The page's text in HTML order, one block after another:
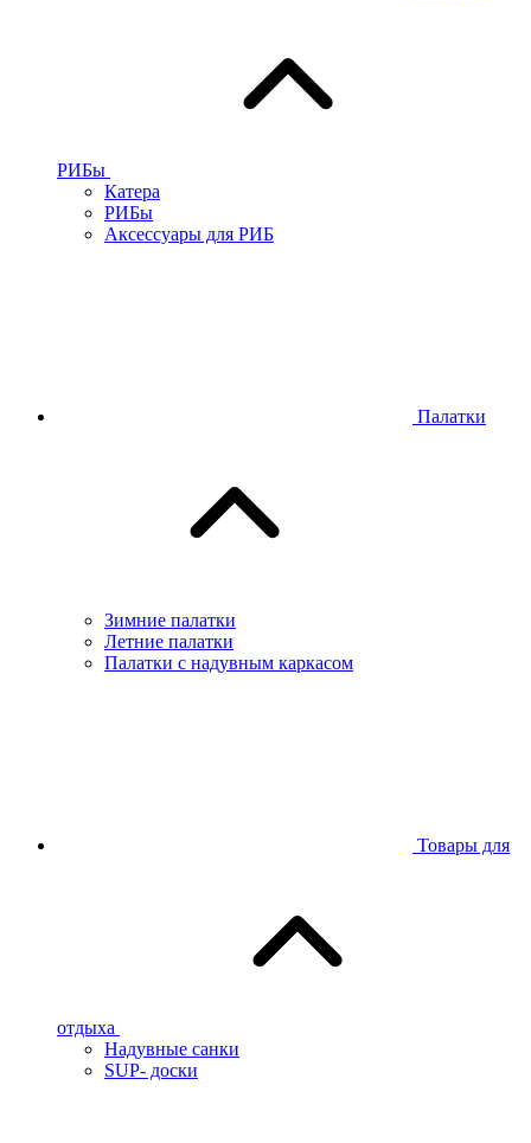
РИБы
Катера
РИБы
Аксессуары для РИБ
Палатки
Зимние палатки
Летние палатки
Палатки с надувным каркасом
Товары для
отдыха
Надувные санки
SUP- доски